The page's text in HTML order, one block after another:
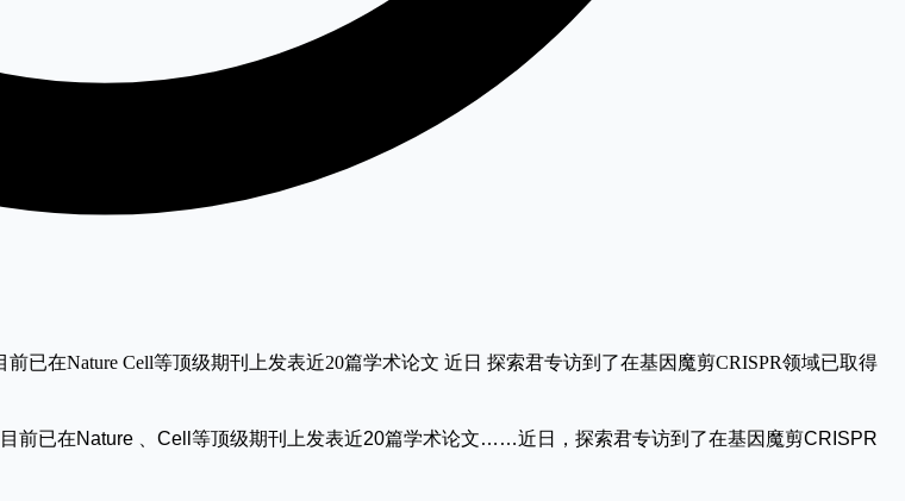
已在Nature Cell等顶级期刊上发表近20篇学术论文 近日 探索君专访到了在基因魔剪CRISPR领域已取得
前已在Nature 、Cell等顶级期刊上发表近20篇学术论文……近日，探索君专访到了在基因魔剪CRISPR